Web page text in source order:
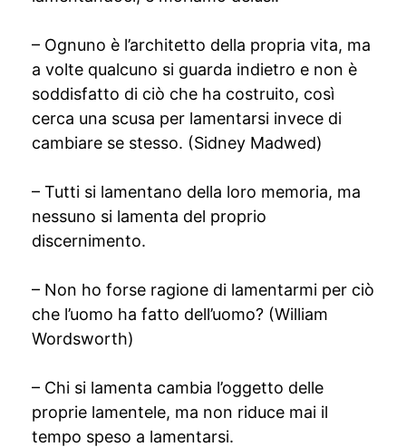
– Ognuno è l’architetto della propria vita, ma
a volte qualcuno si guarda indietro e non è
soddisfatto di ciò che ha costruito, così
cerca una scusa per lamentarsi invece di
cambiare se stesso. (Sidney Madwed)
– Tutti si lamentano della loro memoria, ma
nessuno si lamenta del proprio
discernimento.
– Non ho forse ragione di lamentarmi per ciò
che l’uomo ha fatto dell’uomo? (William
Wordsworth)
– Chi si lamenta cambia l’oggetto delle
proprie lamentele, ma non riduce mai il
tempo speso a lamentarsi.